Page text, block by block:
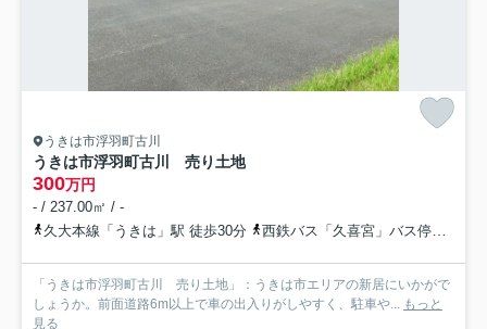
うきは市浮羽町古川
うきは市浮羽町古川 売り土地
300万円
- / 237.00㎡ / -
久大本線「うきは」駅 徒歩30分
西鉄バス「久喜宮」バス停下車 徒歩50分
「うきは市浮羽町古川 売り土地」：うきは市エリアの新居にいかがで
しょうか。前面道路6m以上で車の出入りがしやすく、駐車や... もっと
見る